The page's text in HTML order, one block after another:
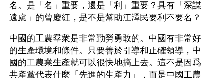
名。是「名」重要，還是「利」重要？具有「深謀
遠慮」的曾慶紅，是不是幫助江澤民要利不要名？
中國的工農羣衆是非常勤勞勇敢的。中國有非常好
的生產環境和條件。只要善於引導和正確領導，中
國的工農業生產就可以很快地搞上去。這不是因爲
共產黨代表什麼「先進的生產力」，而是中國工農